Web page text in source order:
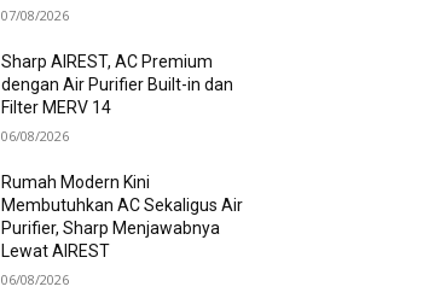
07/08/2026
Sharp AIREST, AC Premium
dengan Air Purifier Built-in dan
Filter MERV 14
06/08/2026
Rumah Modern Kini
Membutuhkan AC Sekaligus Air
Purifier, Sharp Menjawabnya
Lewat AIREST
06/08/2026